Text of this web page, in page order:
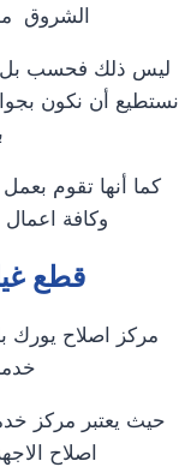
الشروق
ليس ذلك فحسب بل
نستطيع أن نكون
كما أنها تقوم
وكافة
قطع
مركز اصلاح يورك
حيث يعتبر مركز
اصلاح